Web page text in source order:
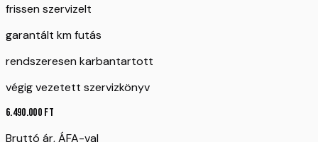
frissen szervizelt
garantált km futás
rendszeresen karbantartott
végig vezetett szervizkönyv
6.490.000Ft
Bruttó ár, ÁFA-val